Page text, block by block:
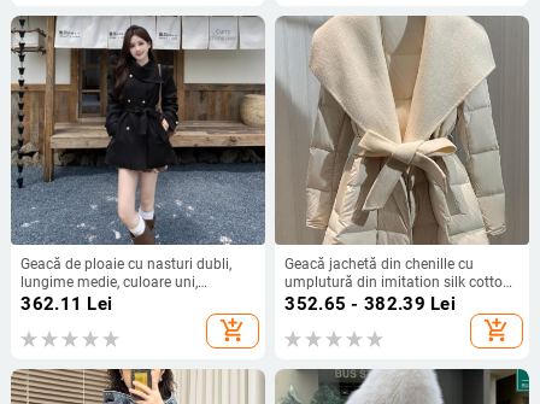
Geacă de ploaie cu nasturi dubli,
lungime medie, culoare uni,
poliester-elastan, mâneci lungi
362.11 Lei
add_shopping_cart
Geacă jachetă din chenille cu
umplutură din imitation silk cotton,
reversibilă, lungime ultra- scurtă
(≤40 cm), guler polo, țesătură
exterioară din spandex
352.65 - 382.39 Lei
add_shopping_cart